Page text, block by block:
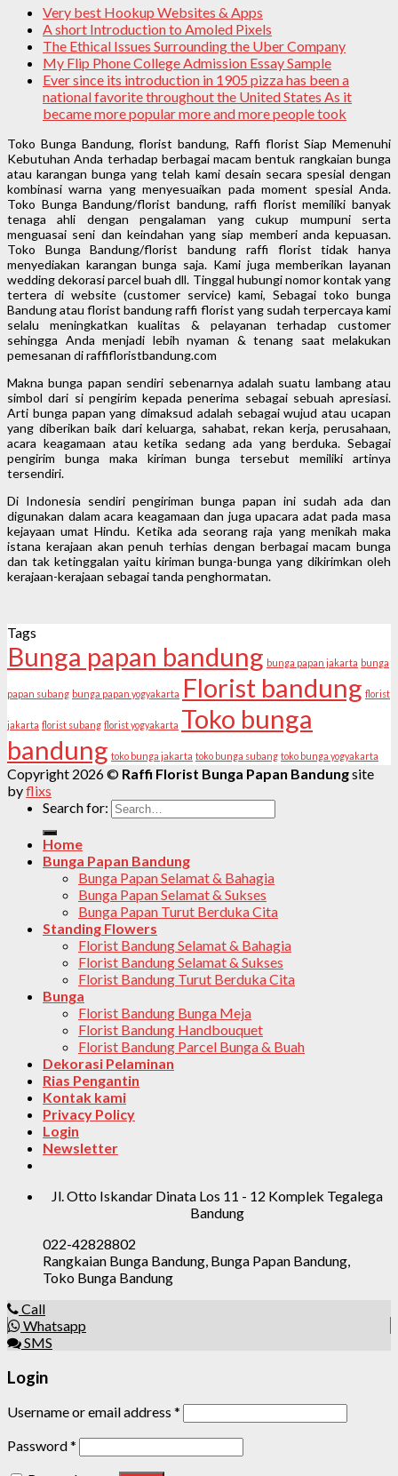
Very best Hookup Websites & Apps
A short Introduction to Amoled Pixels
The Ethical Issues Surrounding the Uber Company
My Flip Phone College Admission Essay Sample
Ever since its introduction in 1905 pizza has been a
national favorite throughout the United States As it
became more popular more and more people took
Toko Bunga Bandung, florist bandung, Raffi florist Siap Memenuhi
Kebutuhan Anda terhadap berbagai macam bentuk rangkaian bunga
atau karangan bunga yang telah kami desain secara spesial dengan
kombinasi warna yang menyesuaikan pada moment spesial Anda.
Toko Bunga Bandung/florist bandung, raffi florist memiliki banyak
tenaga ahli dengan pengalaman yang cukup mumpuni serta
menguasai seni dan keindahan yang siap memberi anda kepuasan.
Toko Bunga Bandung/florist bandung raffi florist tidak hanya
menyediakan karangan bunga saja. Kami juga memberikan layanan
wedding dekorasi parcel buah dll. Tinggal hubungi nomor kontak yang
tertera di website (customer service) kami, Sebagai toko bunga
Bandung atau florist bandung raffi florist yang sudah terpercaya kami
selalu meningkatkan kualitas & pelayanan terhadap customer
sehingga Anda menjadi lebih nyaman & tenang saat melakukan
pemesanan di raffifloristbandung.com
Makna bunga papan sendiri sebenarnya adalah suatu lambang atau
simbol dari si pengirim kepada penerima sebagai sebuah apresiasi.
Arti bunga papan yang dimaksud adalah sebagai wujud atau ucapan
yang diberikan baik dari keluarga, sahabat, rekan kerja, perusahaan,
acara keagamaan atau ketika sedang ada yang berduka. Sebagai
pengirim bunga maka kiriman bunga tersebut memiliki artinya
tersendiri.
Di Indonesia sendiri pengiriman bunga papan ini sudah ada dan
digunakan dalam acara keagamaan dan juga upacara adat pada masa
kejayaan umat Hindu. Ketika ada seorang raja yang menikah maka
istana kerajaan akan penuh terhias dengan berbagai macam bunga
dan tak ketinggalan yaitu kiriman bunga-bunga yang dikirimkan oleh
kerajaan-kerajaan sebagai tanda penghormatan.
Tags
Bunga papan bandung bunga papan jakarta bunga
papan subang bunga papan yogyakarta Florist bandung florist
jakarta florist subang florist yogyakarta Toko bunga
bandung toko bunga jakarta toko bunga subang toko bunga yogyakarta
Copyright 2026 © Raffi Florist Bunga Papan Bandungsite
byflixs
Search for:
Home
Bunga Papan Bandung
Bunga Papan Selamat & Bahagia
Bunga Papan Selamat & Sukses
Bunga Papan Turut Berduka Cita
Standing Flowers
Florist Bandung Selamat & Bahagia
Florist Bandung Selamat & Sukses
Florist Bandung Turut Berduka Cita
Bunga
Florist Bandung Bunga Meja
Florist Bandung Handbouquet
Florist Bandung Parcel Bunga & Buah
Dekorasi Pelaminan
Rias Pengantin
Kontak kami
Privacy Policy
Login
Newsletter
Jl. Otto Iskandar Dinata Los 11 - 12 Komplek Tegalega
Bandung
022-42828802
Rangkaian Bunga Bandung, Bunga Papan Bandung,
Toko Bunga Bandung
Call
Whatsapp
SMS
Login
Username or email address *
Password*